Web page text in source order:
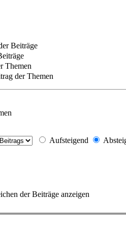
Beiträge
Themen
der Themen
Aufsteigend
der Beiträge anzeigen